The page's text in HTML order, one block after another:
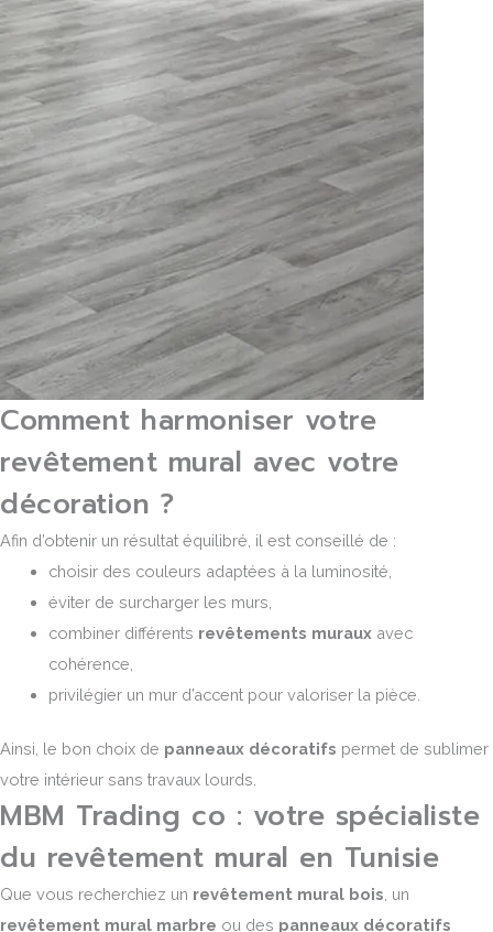
Comment harmoniser votre
revêtement mural avec votre
décoration ?
Afin d’obtenir un résultat équilibré, il est conseillé de :
choisir des couleurs adaptées à la luminosité,
éviter de surcharger les murs,
combiner différents revêtements murauxavec
cohérence,
privilégier un mur d’accent pour valoriser la pièce.
Ainsi, le bon choix de panneaux décoratifs permet de sublimer
votre intérieur sans travaux lourds.
MBM Trading co : votre spécialiste
du revêtement mural en Tunisie
Que vous recherchiez un revêtement mural bois, un
revêtement mural marbre ou des panneaux décoratifs